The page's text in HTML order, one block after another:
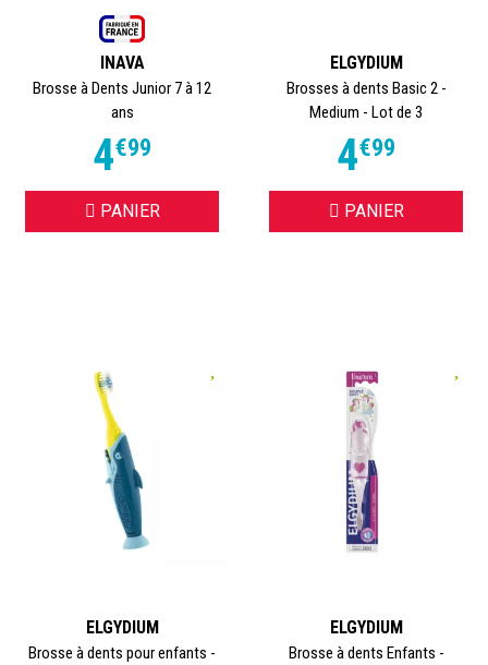
INAVA
Brosse à Dents Junior 7 à 12
ans
4€99
PANIER
ELGYDIUM
Brosses à dents Basic 2 -
Medium - Lot de 3
4€99
PANIER
ELGYDIUM
Brosse à dents pour enfants -
ELGYDIUM
Brosse à dents Enfants -